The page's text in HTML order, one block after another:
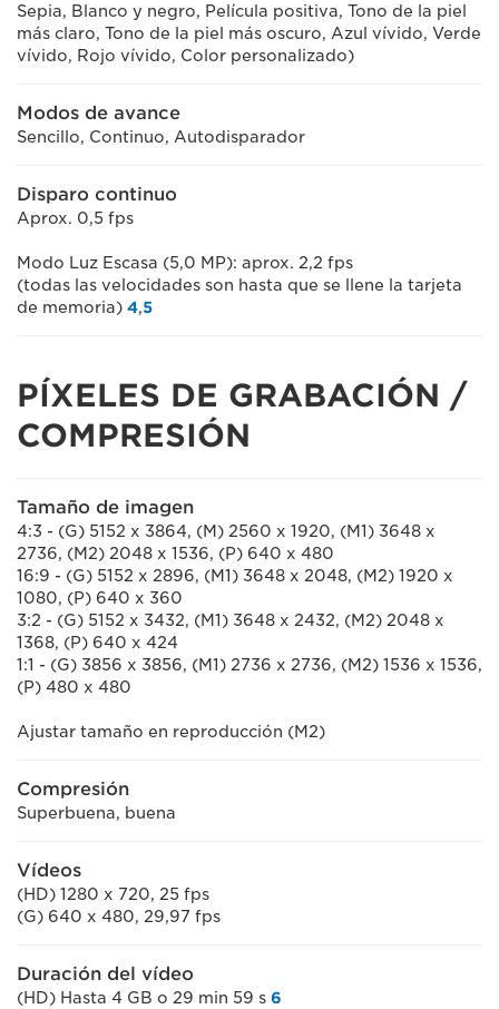
Sepia, Blanco y negro, Película positiva, Tono de la piel
más claro, Tono de la piel más oscuro, Azul vívido, Verde
vívido, Rojo vívido, Color personalizado)
Modos de avance
Sencillo, Continuo, Autodisparador
Disparo continuo
Aprox. 0,5 fps
Modo Luz Escasa (5,0 MP): aprox. 2,2 fps
(todas las velocidades son hasta que se llene la tarjeta
de memoria) 4,5
PÍXELES DE GRABACIÓN /
COMPRESIÓN
Tamaño de imagen
4:3 - (G) 5152 x 3864, (M) 2560 x 1920, (M1) 3648 x
2736, (M2) 2048 x 1536, (P) 640 x 480
16:9 - (G) 5152 x 2896, (M1) 3648 x 2048, (M2) 1920 x
1080, (P) 640 x 360
3:2 - (G) 5152 x 3432, (M1) 3648 x 2432, (M2) 2048 x
1368, (P) 640 x 424
1:1 - (G) 3856 x 3856, (M1) 2736 x 2736, (M2) 1536 x 1536,
(P) 480 x 480
Ajustar tamaño en reproducción (M2)
Compresión
Superbuena, buena
Vídeos
(HD) 1280 x 720, 25 fps
(G) 640 x 480, 29,97 fps
Duración del vídeo
(HD) Hasta 4 GB o 29 min 59 s 6